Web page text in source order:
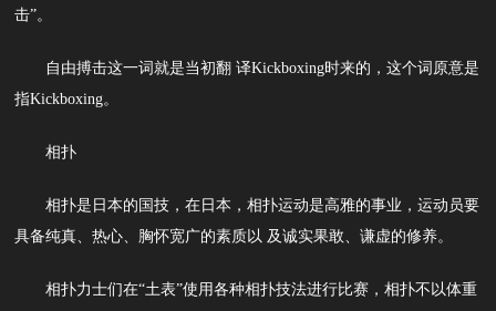
击”。
自由搏击这一词就是当初翻 译Kickboxing时来的，这个词原意是
指Kickboxing。
相扑
相扑是日本的国技，在日本，相扑运动是高雅的事业，运动员要
具备纯真、热心、胸怀宽广的素质以 及诚实果敢、谦虚的修养。
相扑力士们在“土表”使用各种相扑技法进行比赛，相扑不以体重